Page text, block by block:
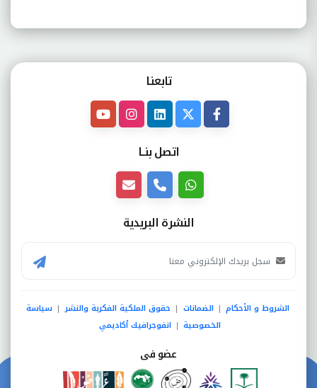
تابعنـا
اتصل بنــا
النشرة البريدية
الشروط و الأحكام | الضمانات | حقوق الملكية الفكرية والنشر | سياسة
الخصوصية | انفوجرافيك أكاديمي
عضو فى